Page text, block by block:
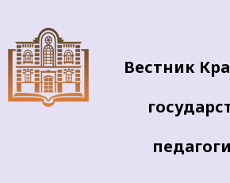
Вестник